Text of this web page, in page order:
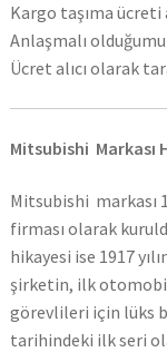
Kargo taşıma ücreti
Anlaşmalı
Ücret alıcı olarak
Mitsubishi Markası
Mitsubishi markası
firması olarak
hikayesi ise 1917
şirketin, ilk otomobil
görevlileri için lüks
tarihindeki ilk seri